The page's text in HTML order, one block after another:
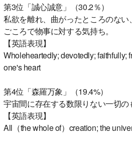
第3位「誠心誠意」（30.2％）
私欲を離れ、曲がったところのない
ごころで物事に対する気持ち。
【英語表現】
Wholeheartedly; devotedly; faithfully;
one's heart
第4位「森羅万象」（19.4%）
宇宙間に存在する数限りない一切の
【英語表現】
All（the whole of）creation; the